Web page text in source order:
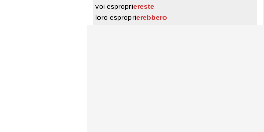
voi espropriereste
loro esproprierebbero